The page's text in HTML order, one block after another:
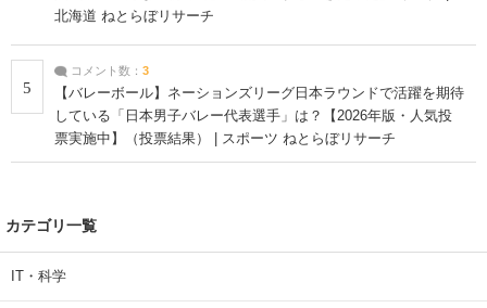
北海道 ねとらぼリサーチ
5
コメント数： 3
【バレーボール】ネーションズリーグ日本ラウンドで活躍を期待
している「日本男子バレー代表選手」は？【2026年版・人気投
票実施中】（投票結果） | スポーツ ねとらぼリサーチ
カテゴリ一覧
IT・科学